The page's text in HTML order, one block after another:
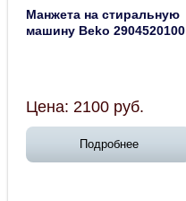
Манжета на стиральную
машину Beko 2904520100
Цена:2100 руб.
Подробнее